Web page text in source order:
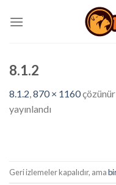
8.1.2
8.1.2,870 × 1160
yayınlandı
Geri izlemeler kapalıdır, ama